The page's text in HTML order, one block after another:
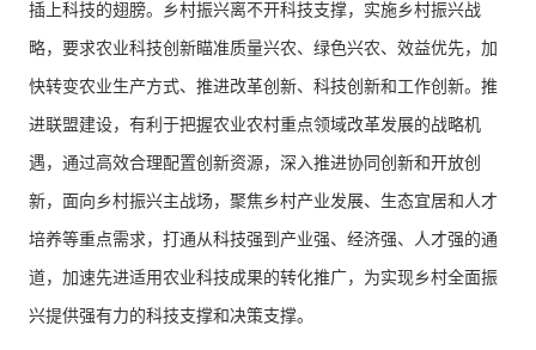
插上科技的翅膀。乡村振兴离不开科技支撑，实施乡村振兴战
略，要求农业科技创新瞄准质量兴农、绿色兴农、效益优先，加
快转变农业生产方式、推进改革创新、科技创新和工作创新。推
进联盟建设，有利于把握农业农村重点领域改革发展的战略机
遇，通过高效合理配置创新资源，深入推进协同创新和开放创
新，面向乡村振兴主战场，聚焦乡村产业发展、生态宜居和人才
培养等重点需求，打通从科技强到产业强、经济强、人才强的通
道，加速先进适用农业科技成果的转化推广，为实现乡村全面振
兴提供强有力的科技支撑和决策支撑。